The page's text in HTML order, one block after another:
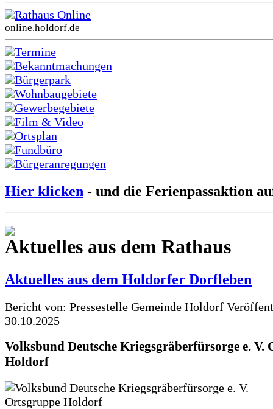
Rathaus Online
online.holdorf.de
Termine
Bekanntmachungen
Bürgerpark
Wohnbaugebiete
Gewerbegebiete
Film & Video
Ortsplan
Fundbüro
Bürgeranregungen
Hier klicken - und die Ferienpassaktion
Aktuelles aus dem Rathaus
Aktuelles aus dem Holdorfer Dorfleben
Bericht von: Pressestelle Gemeinde Holdorf
30.10.2025
Volksbund Deutsche Kriegsgräberfürsorge e. V.
Holdorf